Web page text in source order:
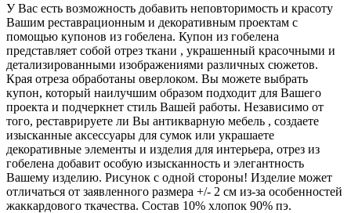
У Вас есть возможность добавить неповторимость и красоту
Вашим реставрационным и декоративным проектам с
помощью купонов из гобелена. Купон из гобелена
представляет собой отрез ткани , украшенный красочными и
детализированными изображениями различных сюжетов.
Края отреза обработаны оверлоком. Вы можете выбрать
купон, который наилучшим образом подходит для Вашего
проекта и подчеркнет стиль Вашей работы. Независимо от
того, реставрируете ли Вы антикварную мебель , создаете
изысканные аксессуары для сумок или украшаете
декоративные элементы и изделия для интерьера, отрез из
гобелена добавит особую изысканность и элегантность
Вашему изделию. Рисунок с одной стороны! Изделие может
отличаться от заявленного размера +/- 2 см из-за особенностей
жаккардового ткачества. Состав 10% хлопок 90% пэ.